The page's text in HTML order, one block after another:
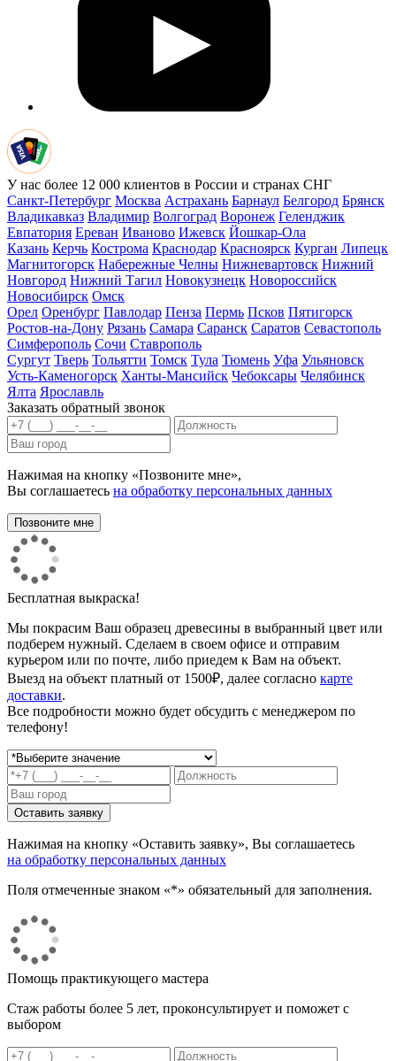
У нас более 12 000 клиентов в России и странах СНГ
Санкт-Петербург Москва Астрахань Барнаул Белгород Брянск
Владикавказ Владимир Волгоград Воронеж Геленджик
Евпатория Ереван Иваново Ижевск Йошкар-Ола
Казань Керчь Кострома Краснодар Красноярск Курган Липецк
Магнитогорск Набережные Челны Нижневартовск Нижний
Новгород Нижний Тагил Новокузнецк Новороссийск
Новосибирск Омск
Орел Оренбург Павлодар Пенза Пермь Псков Пятигорск
Ростов-на-Дону Рязань Самара Саранск Саратов Севастополь
Симферополь Сочи Ставрополь
Сургут Тверь Тольятти Томск Тула Тюмень Уфа Ульяновск
Усть-Каменогорск Ханты-Мансийск Чебоксары Челябинск
Ялта Ярославль
Заказать обратный звонок
Нажимая на кнопку «Позвоните мне»,
Вы соглашаетесь на обработку персональных данных
Бесплатная выкраска!
Мы покрасим Ваш образец древесины в выбранный цвет или
подберем нужный. Сделаем в своем офисе и отправим
курьером или по почте, либо приедем к Вам на объект.
Выезд на объект платный от 1500₽, далее согласно карте
доставки.
Все подробности можно будет обсудить с менеджером по
телефону!
Нажимая на кнопку «Оставить заявку», Вы соглашаетесь
на обработку персональных данных
Поля отмеченные знаком «*» обязательный для заполнения.
Помощь практикующего мастера
Стаж работы более 5 лет, проконсультирует и поможет с
выбором